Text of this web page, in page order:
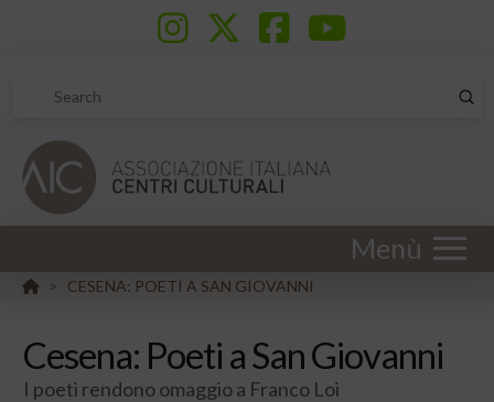
Search
Menù
HOME
> CESENA: POETI A SAN GIOVANNI
Cesena: Poeti a San Giovanni
I poeti rendono omaggio a Franco Loi